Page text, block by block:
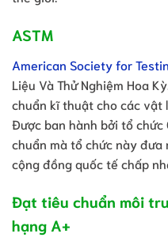
ASTM
American Society for
Liệu Và Thử Nghiệm Hoa
chuẩn kĩ thuật cho các vật
Được ban hành bởi tổ chức
chuẩn mà tổ chức này
cộng đồng quốc tế chấp
Đạt tiêu chuẩn môi
hạng A+